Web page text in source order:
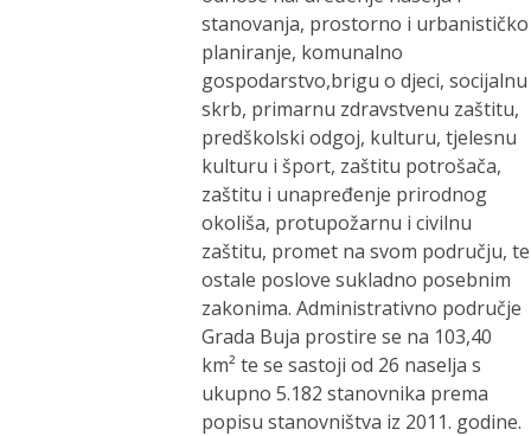
stanovanja, prostorno i urbanističko
planiranje, komunalno
gospodarstvo,brigu o djeci, socijalnu
skrb, primarnu zdravstvenu zaštitu,
predškolski odgoj, kulturu, tjelesnu
kulturu i šport, zaštitu potrošača,
zaštitu i unapređenje prirodnog
okoliša, protupožarnu i civilnu
zaštitu, promet na svom području, te
ostale poslove sukladno posebnim
zakonima. Administrativno područje
Grada Buja prostire se na 103,40
km² te se sastoji od 26 naselja s
ukupno 5.182 stanovnika prema
popisu stanovništva iz 2011. godine.